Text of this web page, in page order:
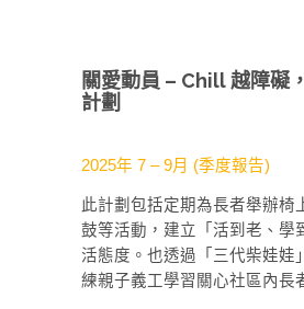
關愛動員 – Chill 越障礙
計劃
2025年 7 – 9月 (季度報告)
此計劃包括定期為長者舉辦椅
鼓等活動，建立「活到老、學
活態度。也透過「三代柴娃娃
練親子義工學習關心社區內長